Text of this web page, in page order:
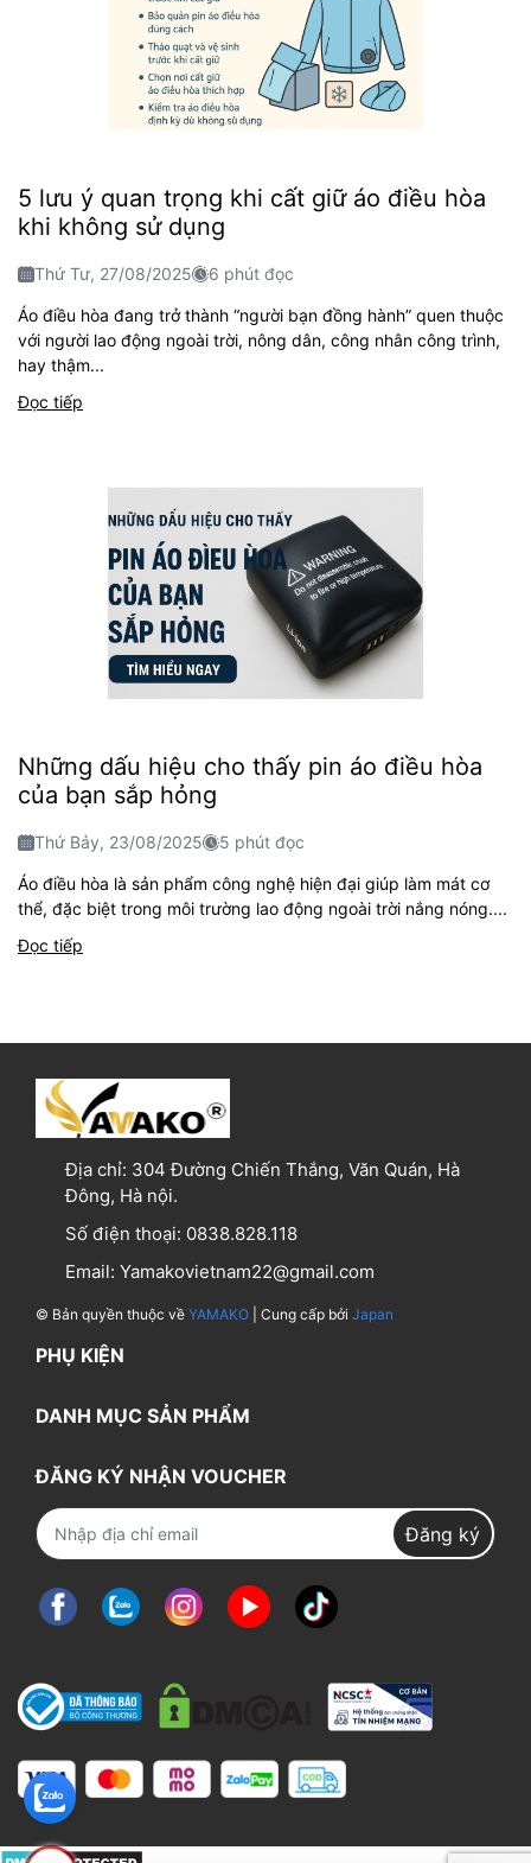
5 lưu ý quan trọng khi cất giữ áo điều hòa
khi không sử dụng
Thứ Tư, 27/08/2025 6 phút đọc
Áo điều hòa đang trở thành “người bạn đồng hành” quen thuộc
với người lao động ngoài trời, nông dân, công nhân công trình,
hay thậm...
Đọc tiếp
Những dấu hiệu cho thấy pin áo điều hòa
của bạn sắp hỏng
Thứ Bảy, 23/08/2025 5 phút đọc
Áo điều hòa là sản phẩm công nghệ hiện đại giúp làm mát cơ
thể, đặc biệt trong môi trường lao động ngoài trời nắng nóng....
Đọc tiếp
Địa chỉ: 304 Đường Chiến Thắng, Văn Quán, Hà
Đông, Hà nội.
Số điện thoại: 0838.828.118
Email: Yamakovietnam22@gmail.com
© Bản quyền thuộc về YAMAKO | Cung cấp bởi Japan
PHỤ KIỆN
DANH MỤC SẢN PHẨM
ĐĂNG KÝ NHẬN VOUCHER
Đăng ký